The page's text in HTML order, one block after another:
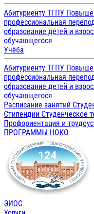
Абитуриенту ТГПУ
профессиональная
образование детей и
обучающегося
Учёба
Абитуриенту ТГПУ
профессиональная
образование детей и
обучающегося
Расписание занятий
Стипендии Студенческое
Профориентация и
ПРОГРАММЫ НОКО
ЭИОС